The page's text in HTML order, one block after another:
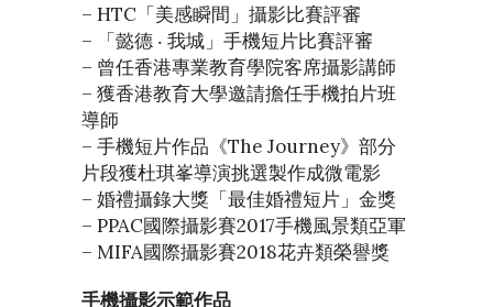
– HTC「美感瞬間」攝影比賽評審
– 「懿德 ‧ 我城」手機短片比賽評審
– 曾任香港專業教育學院客席攝影講師
– 獲香港教育大學邀請擔任手機拍片班
導師
– 手機短片作品《The Journey》部分
片段獲杜琪峯導演挑選製作成微電影
– 婚禮攝錄大獎「最佳婚禮短片」金獎
– PPAC國際攝影賽2017手機風景類亞軍
– MIFA國際攝影賽2018花卉類榮譽獎
手機攝影示範作品